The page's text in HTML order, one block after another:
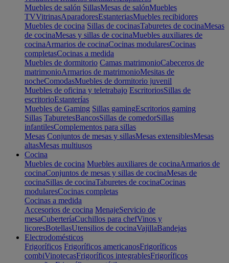
Muebles de salón SillasMesas de salónMuebles
TVVitrinasAparadoresEstanteriasMuebles recibidores
Muebles de cocina Sillas de cocinasTaburetes de cocinaMesas
de cocinaMesas y sillas de cocinaMuebles auxiliares de
cocinaArmarios de cocinaCocinas modularesCocinas
completasCocinas a medida
Muebles de dormitorio Camas matrimonioCabeceros de
matrimonioArmarios de matrimonioMesitas de
nocheComodasMuebles de dormitorio juvenil
Muebles de oficina y teletrabajo EscritoriosSillas de
escritorioEstanterías
Muebles de Gaming Sillas gamingEscritorios gaming
Sillas TaburetesBancosSillas de comedorSillas
infantilesComplementos para sillas
Mesas Conjuntos de mesas y sillasMesas extensiblesMesas
altasMesas multiusos
Cocina
Muebles de cocina Muebles auxiliares de cocinaArmarios de
cocinaConjuntos de mesas y sillas de cocinaMesas de
cocinaSillas de cocinaTaburetes de cocinaCocinas
modularesCocinas completas
Cocinas a medida
Accesorios de cocina MenajeServicio de
mesaCuberteríaCuchillos para chefVinos y
licoresBotellasUtensilios de cocinaVajillaBandejas
Electrodomésticos
Frigoríficos Frigoríficos americanosFrigoríficos
combiVinotecasFrigoríficos integrablesFrigoríficos